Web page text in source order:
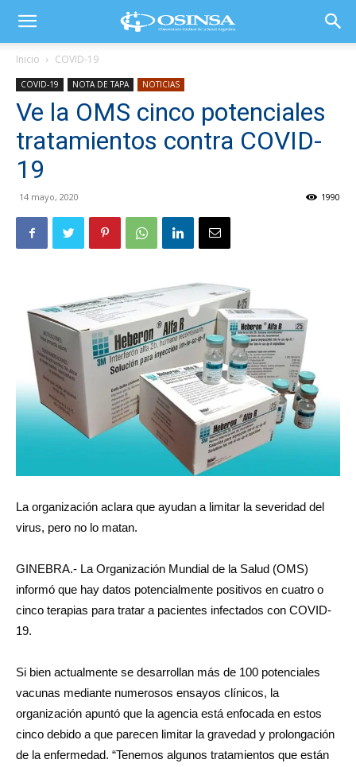
Inicio COVID-19
COVID-19 NOTA DE TAPA NOTICIAS
Ve la OMS cinco potenciales
tratamientos contra COVID-
19
14 mayo, 2020 1990
La organización aclara que ayudan a limitar la severidad del
virus, pero no lo matan.
GINEBRA.- La Organización Mundial de la Salud (OMS)
informó que hay datos potencialmente positivos en cuatro o
cinco terapias para tratar a pacientes infectados con COVID-
19.
Si bien actualmente se desarrollan más de 100 potenciales
vacunas mediante numerosos ensayos clínicos, la
organización apuntó que la agencia está enfocada en estos
cinco debido a que parecen limitar la gravedad y prolongación
de la enfermedad. “Tenemos algunos tratamientos que están